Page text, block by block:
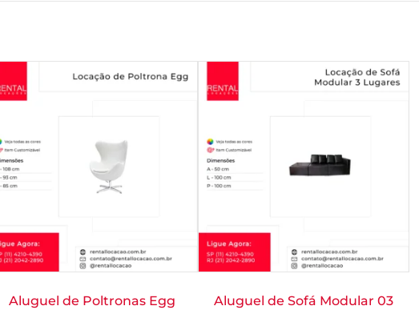
Aluguel de Poltronas Egg
Aluguel de Sofá Modular 03